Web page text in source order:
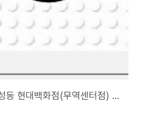
2014 브릭코리아 컨벤션 - 삼성동 현대백화점(무역센터점) 레고전시회